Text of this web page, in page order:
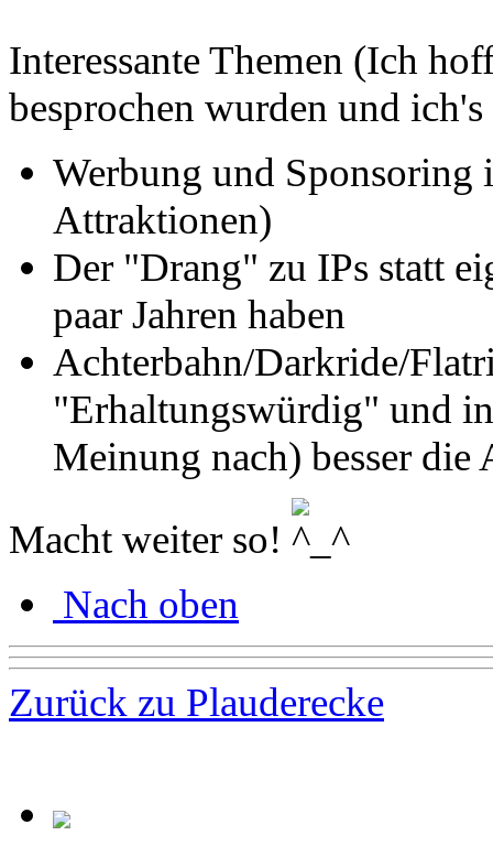
Interessante Themen (Ich
besprochen wurden und
Werbung und Sponsoring
Attraktionen)
Der "Drang" zu IPs statt
paar Jahren haben
Achterbahn/Darkride/
"Erhaltungswürdig" und
Meinung nach) besser die
Macht weiter so!
Nach oben
Zurück zu Plauderecke